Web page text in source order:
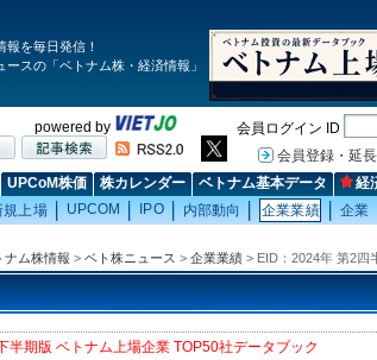
を毎日発信！
スの「ベトナム株・経済情報」
powered by 会員ログイン ID
会員登録・延
UPCoM株価 株カレンダー ベトナム基本データ 経
規上場 UPCOM IPO 内部動向 企業業績 企業
ナム株情報 > ベト株ニュース > 企業業績 > EID：2024年 第2四
半期版 ベトナム上場企業 TOP50社データブック